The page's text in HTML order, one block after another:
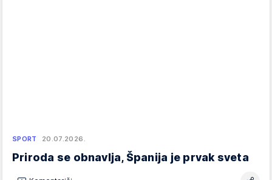
SPORT 20.07.2026.
Priroda se obnavlja, Španija je prvak sveta